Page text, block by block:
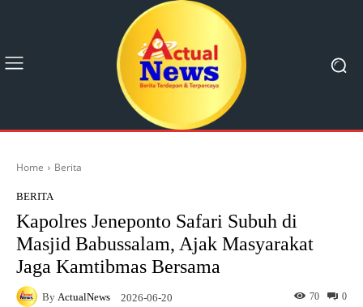
Home Berita
BERITA
Kapolres Jeneponto Safari Subuh di
Masjid Babussalam, Ajak Masyarakat
Jaga Kamtibmas Bersama
By ActualNews 2026-06-20 0
70